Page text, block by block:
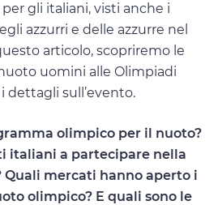
gli italiani, visti anche i
azzurri e delle azzurre nel
articolo, scopriremo le
uomini alle Olimpiadi
dettagli sull’evento.
olimpico per il nuoto?
italiani a partecipare nella
Quali mercati hanno aperto i
olimpico? E quali sono le